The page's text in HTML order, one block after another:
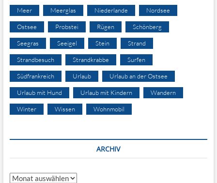
Meer Meerglas Niederlande Nordsee
Ostsee Probstei Rügen Schönberg
Seegras Seeigel Stein Strand
Strandbesuch Strandkrabbe Surfen
Südfrankreich Urlaub Urlaub an der Ostsee
Urlaub mit Hund Urlaub mit Kindern Wandern
Winter Wissen Wohnmobil
ARCHIV
Archiv